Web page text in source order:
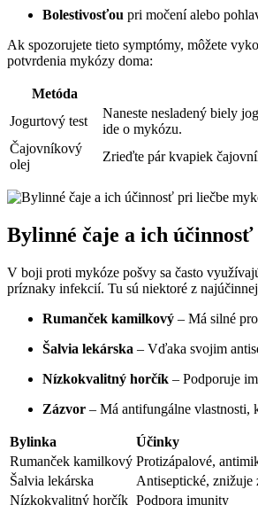
Bolestivosťou pri močení alebo
Ak spozorujete tieto symptómy, môžete
potvrdenia mykózy doma:
Metóda
Jogurtový test
Naneste nesladený biely
ide o mykózu.
Čajovníkový
olej
Zrieďte pár kvapiek
Bylinné čaje a ich
V boji proti mykóze pošvy sa často
príznaky infekcií. Tu sú niektoré z
Rumanček kamilkový – Má silné
Šalvia lekárska – Vďaka svojim
Nízkokvalitný horčík – Podporuje
Zázvor – Má antifungálne
Bylinka
Účinky
Rumanček kamilkový Protizápalové,
Šalvia lekárska
Antiseptické, znižuje
Nízkokvalitný horčík Podpora imunity